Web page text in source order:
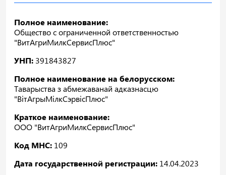
Полное наименование:
Общество с ограниченной ответственностью
"ВитАгриМилкСервисПлюс"
УНП: 391843827
Полное наименование на белорусском:
Таварыства з абмежаванай адказнасцю
"ВiтАгрыМiлкСэрвiсПлюс"
Краткое наименование:
ООО "ВитАгриМилкСервисПлюс"
Код МНС: 109
Дата государственной регистрации: 14.04.2023